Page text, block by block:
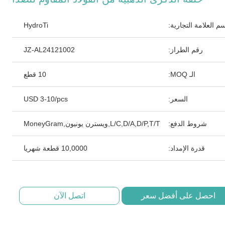
العلامة التجارية: HydroTi
رقم الطراز: JZ-AL24121002
الـ MOQ: 10 قطع
السعر: USD 3-10/pcs
شروط الدفع: L/C,D/A,D/P,T/T,ويسترن يونيون,MoneyGram
قدرة الإمداد: 10,0000 قطعة شهريا
احصل على أفضل سعر اتصل الآن